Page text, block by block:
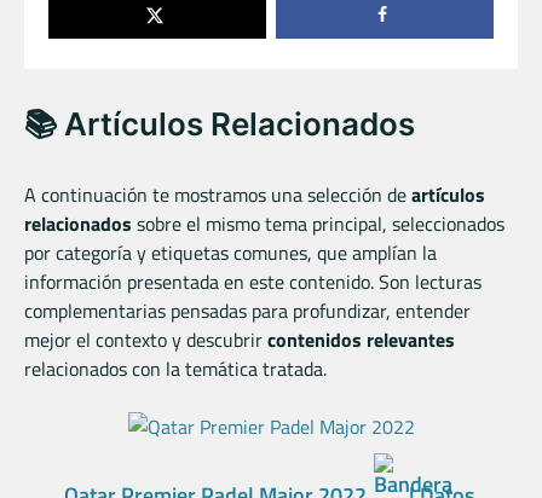
📚 Artículos Relacionados
A continuación te mostramos una selección deartículos
relacionados sobre el mismo tema principal, seleccionados
por categoría y etiquetas comunes, que amplían la
información presentada en este contenido. Son lecturas
complementarias pensadas para profundizar, entender
mejor el contexto y descubrircontenidos relevantes
relacionados con la temática tratada.